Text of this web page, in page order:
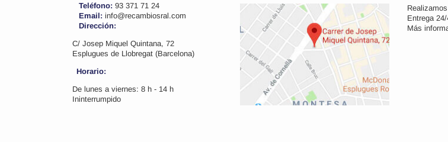
Teléfono: 93 371 71 24
Email: info@recambiosral.com
Dirección:
C/ Josep Miquel Quintana, 72
Esplugues de Llobregat (Barcelona)
Horario:
De lunes a viernes: 8 h - 14 h
Ininterrumpido
Entrega
Más